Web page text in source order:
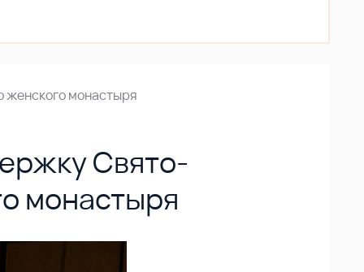
женского монастыря
Свято-
монастыря